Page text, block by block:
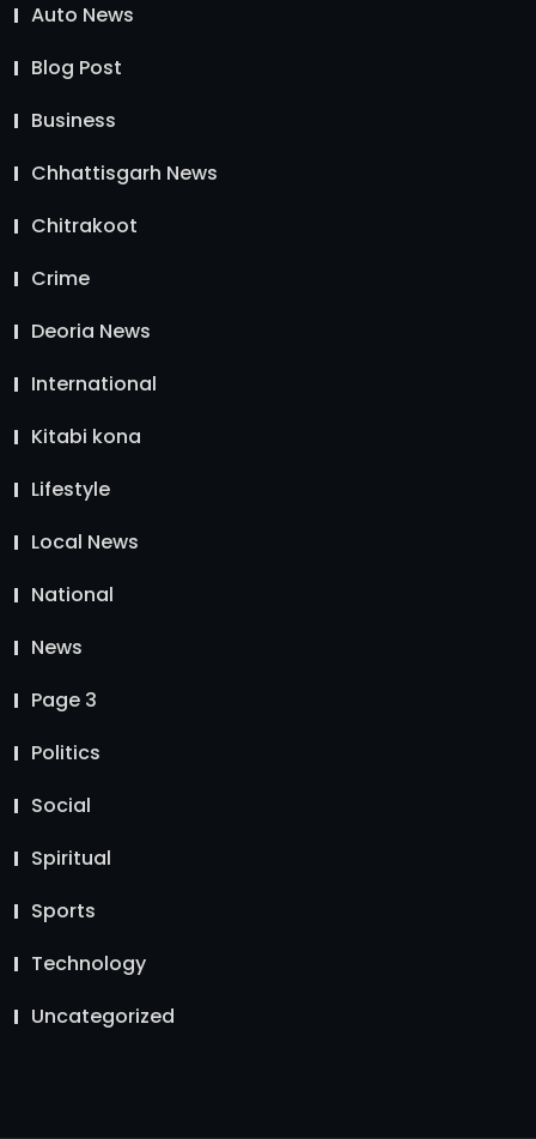
Auto News
Blog Post
Business
Chhattisgarh News
Chitrakoot
Crime
Deoria News
International
Kitabi kona
Lifestyle
Local News
National
News
Page 3
Politics
Social
Spiritual
Sports
Technology
Uncategorized